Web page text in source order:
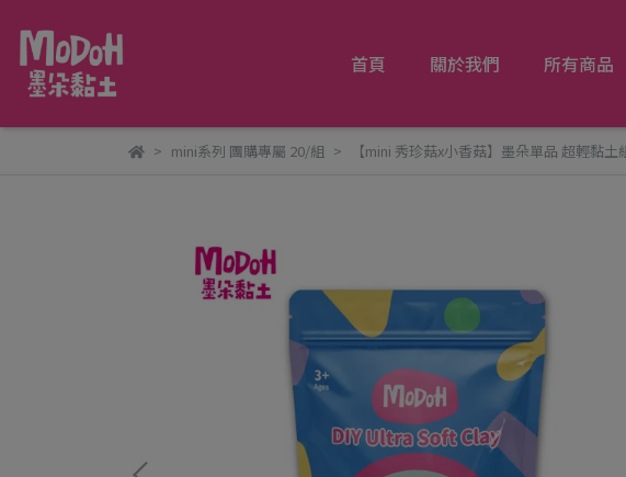
首頁 關於我們 所有商品
mini系列 團購專屬 20/組 【mini 秀珍菇x小香菇】墨朵單品 超輕黏